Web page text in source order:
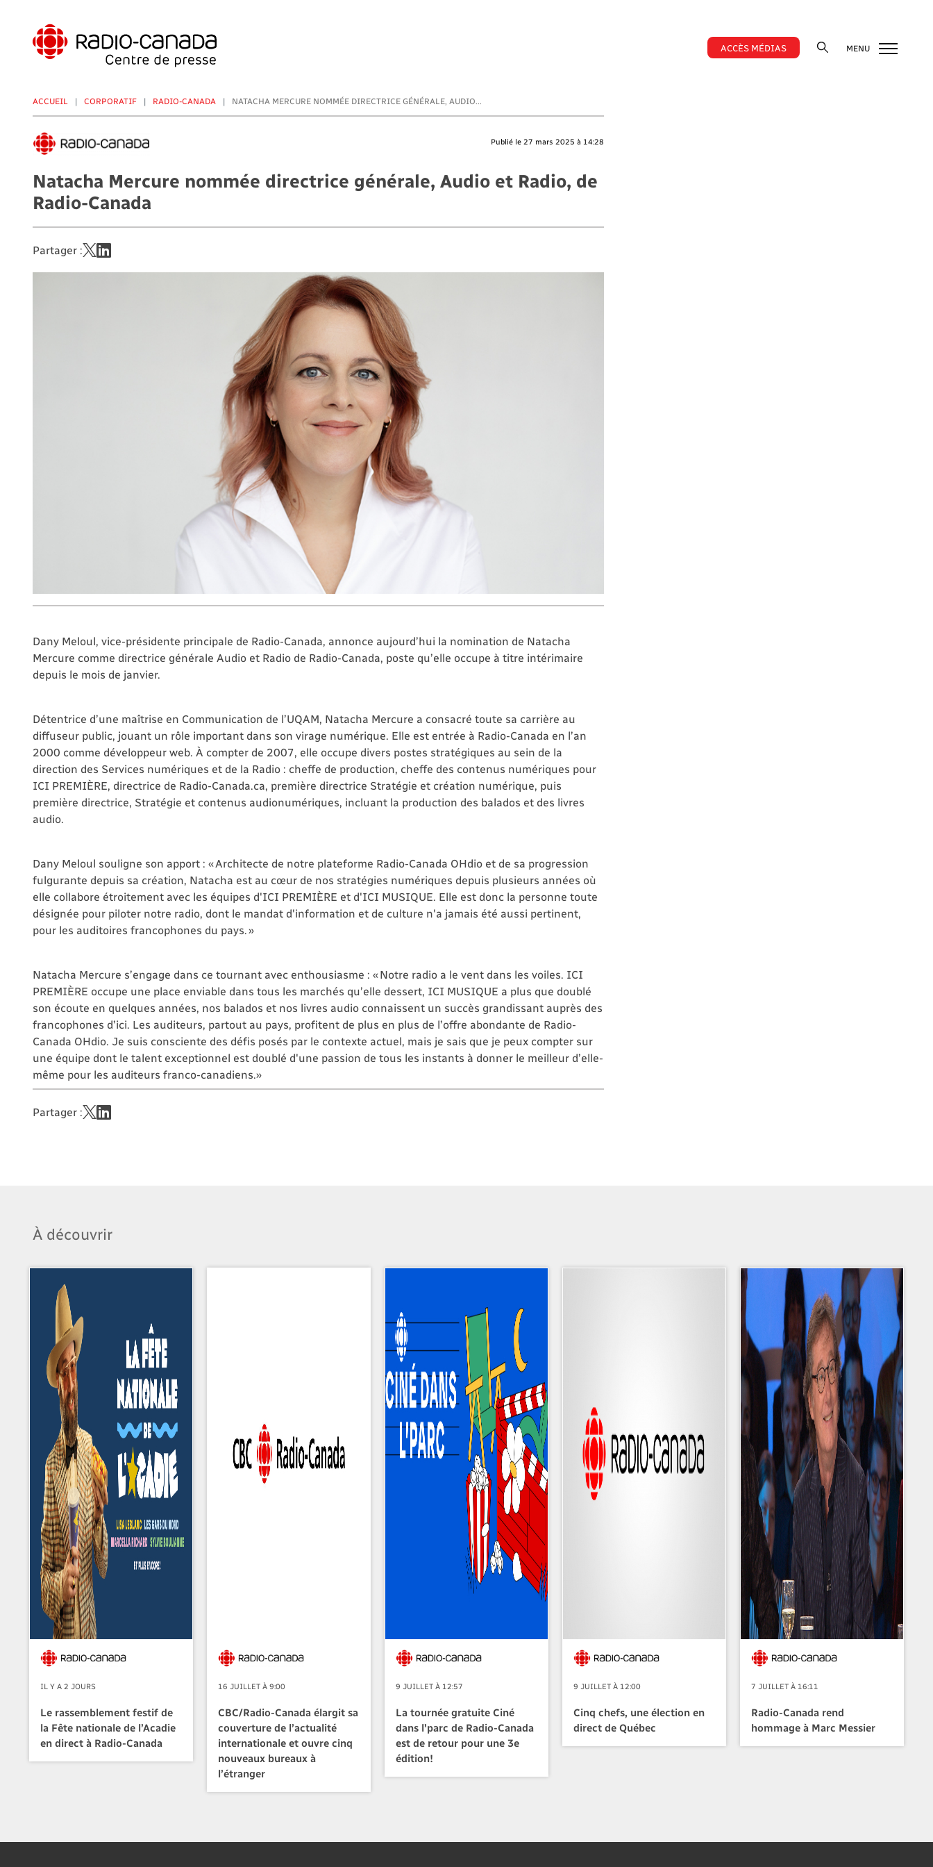
contenu
principal
ACCÈS MÉDIAS MENU
ACCUEIL CORPORATIF RADIO-CANADA NATACHA MERCURE NOMMÉE DIRECTRICE GÉNÉRALE, AUDIO...
Publié le 27 mars 2025 à 14:28
Natacha Mercure nommée directrice générale, Audio et Radio, de
Radio-Canada
Partager :
Dany Meloul, vice-présidente principale de Radio-Canada, annonce aujourd’hui la nomination de Natacha
Mercure comme directrice générale Audio et Radio de Radio-Canada, poste qu’elle occupe à titre intérimaire
depuis le mois de janvier.
Détentrice d’une maîtrise en Communication de l’UQAM, Natacha Mercure a consacré toute sa carrière au
diffuseur public, jouant un rôle important dans son virage numérique. Elle est entrée à Radio-Canada en l’an
2000 comme développeur web. À compter de 2007, elle occupe divers postes stratégiques au sein de la
direction des Services numériques et de la Radio : cheffe de production, cheffe des contenus numériques pour
ICI PREMIÈRE, directrice de Radio-Canada.ca, première directrice Stratégie et création numérique, puis
première directrice, Stratégie et contenus audionumériques, incluant la production des balados et des livres
audio.
Dany Meloul souligne son apport : « Architecte de notre plateforme Radio-Canada OHdio et de sa progression
fulgurante depuis sa création, Natacha est au cœur de nos stratégies numériques depuis plusieurs années où
elle collabore étroitement avec les équipes d'ICI PREMIÈRE et d'ICI MUSIQUE. Elle est donc la personne toute
désignée pour piloter notre radio, dont le mandat d'information et de culture n'a jamais été aussi pertinent,
pour les auditoires francophones du pays. »
Natacha Mercure s’engage dans ce tournant avec enthousiasme : « Notre radio a le vent dans les voiles. ICI
PREMIÈRE occupe une place enviable dans tous les marchés qu’elle dessert, ICI MUSIQUE a plus que doublé
son écoute en quelques années, nos balados et nos livres audio connaissent un succès grandissant auprès des
francophones d’ici. Les auditeurs, partout au pays, profitent de plus en plus de l’offre abondante de Radio-
Canada OHdio. Je suis consciente des défis posés par le contexte actuel, mais je sais que je peux compter sur
une équipe dont le talent exceptionnel est doublé d'une passion de tous les instants à donner le meilleur d’elle-
même pour les auditeurs franco-canadiens.»
Partager :
À découvrir
IL Y A 2 JOURS
Le rassemblement festif de
la Fête nationale de l’Acadie
en direct à Radio-Canada
16 JUILLET À 9:00
CBC/Radio-Canada élargit sa
couverture de l’actualité
internationale et ouvre cinq
nouveaux bureaux à
l’étranger
9 JUILLET À 12:57
La tournée gratuite Ciné
dans l'parc de Radio-Canada
est de retour pour une 3e
édition!
9 JUILLET À 12:00
Cinq chefs, une élection en
direct de Québec
7 JUILLET À 16:11
Radio-Canada rend
hommage à Marc Messier